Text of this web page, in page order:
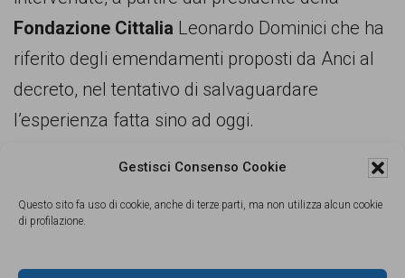
Gestisci Consenso Cookie
Questo sito fa uso di cookie, anche di terze parti, ma non utilizza alcun cookie
di profilazione.
Fondazione Cittalia Leonardo Dominici che ha
riferito degli emendamenti proposti da Anci al
decreto, nel tentativo di salvaguardare
l’esperienza fatta sino ad oggi.
Particolarmente esplicito è stato il sindaco di
Prato, Matteo Biffoni,Delegato Anci
essere messo in discussione”. Il combinato